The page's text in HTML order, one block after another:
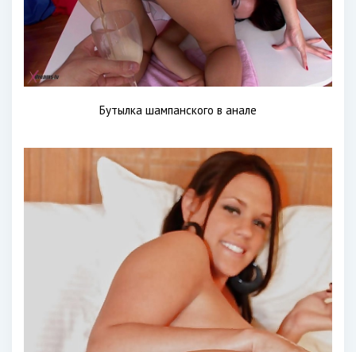
Бутылка шампанского в анале